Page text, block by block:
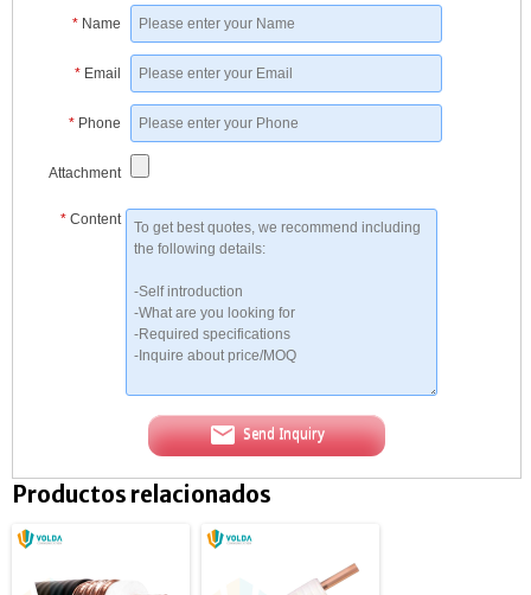
* Name
* Email
* Phone
Attachment
* Content
Send Inquiry
Productos relacionados